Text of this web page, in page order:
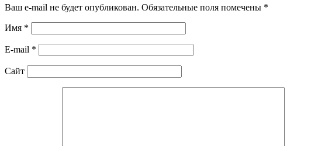
Ваш e-mail не будет опубликован. Обязательные поля помечены *
Имя *
E-mail *
Сайт